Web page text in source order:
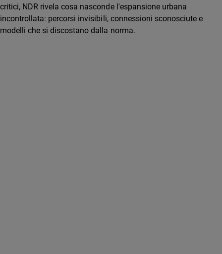
critici, NDR rivela cosa nasconde l'espansione urbana
incontrollata: percorsi invisibili, connessioni sconosciute e
modelli che si discostano dalla norma.